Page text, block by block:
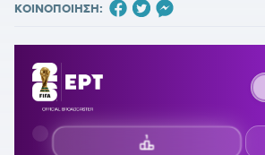
ΚΟΙΝΟΠΟΙΗΣΗ: